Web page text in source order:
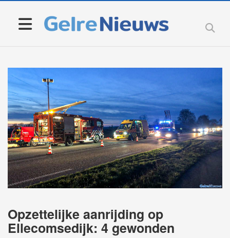
Opzettelijke aanrijding op
Ellecomsedijk: 4 gewonden